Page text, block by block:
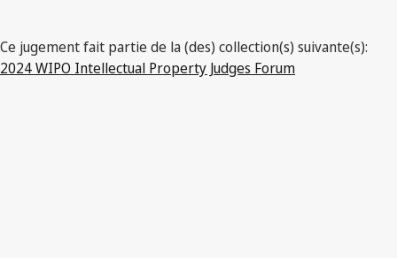
Ce jugement fait partie de la (des) collection(s) suivante(s):
2024 WIPO Intellectual Property Judges Forum